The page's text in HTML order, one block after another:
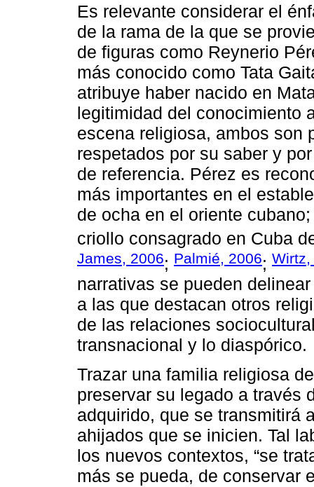
Es relevante considerar el
de la rama de la que se
de figuras como Reynerio
más conocido como Tata
atribuye haber nacido en
legitimidad del conocimiento
escena religiosa, ambos son
respetados por su saber y
de referencia. Pérez es
más importantes en el
de ocha en el oriente
criollo consagrado en Cuba
James, 2006; Palmié, 2006;
narrativas se pueden
a las que destacan otros
de las relaciones
transnacional y lo diaspórico.
Trazar una familia religiosa
preservar su legado a través
adquirido, que se transmitirá
ahijados que se inicien. Tal
los nuevos contextos, “se
más se pueda, de conservar